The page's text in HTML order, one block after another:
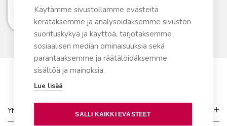
Lue lisää
Yhteydenotto
Käytämme sivustollamme evästeitä
kerätäksemme ja analysoidaksemme sivuston
suorituskykyä ja käyttöä, tarjotaksemme
sosiaalisen median ominaisuuksia sekä
parantaaksemme ja räätälöidäksemme
sisältöä ja mainoksia.
Lue lisää
SALLI KAIKKI EVÄSTEET